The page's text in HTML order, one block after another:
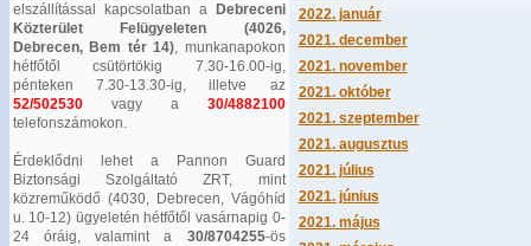
elszállítással kapcsolatban a
Debreceni
Közterület Felügyeleten (4026,
Debrecen, Bem tér 14), munkanapokon
hétfőtől csütörtökig 7.30-16.00-ig,
pénteken 7.30-13.30-ig, illetve az
52/502530vagy a 30/4882100
telefonszámokon.
Érdeklődni lehet a Pannon Guard
Biztonsági Szolgáltató ZRT, mint
közreműködő (4030, Debrecen, Vágóhíd
u. 10-12) ügyeletén hétfőtől vasárnapig 0-
24 óráig, valamint a 30/8704255-ös
2022. január
2021. december
2021. november
2021. október
2021. szeptember
2021. augusztus
2021. július
2021. június
2021. május